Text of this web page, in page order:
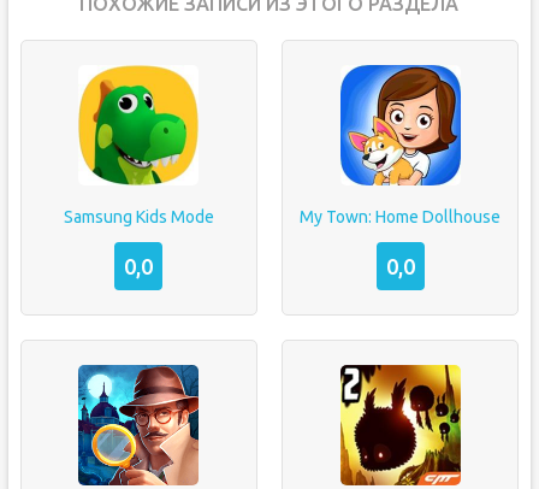
Samsung Kids Mode
0,0
My Town: Home Dollhouse
0,0